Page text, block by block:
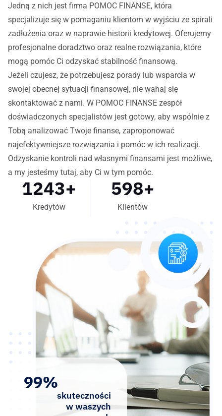
Jedną z nich jest firma POMOC FINANSE, która
specjalizuje się w pomaganiu klientom w wyjściu ze spirali
zadłużenia oraz w naprawie historii kredytowej. Oferujemy
profesjonalne doradztwo oraz realne rozwiązania, które
mogą pomóc Ci odzyskać stabilność finansową.
Jeżeli czujesz, że potrzebujesz porady lub wsparcia w
swojej obecnej sytuacji finansowej, nie wahaj się
skontaktować z nami. W POMOC FINANSE zespół
doświadczonych specjalistów jest gotowy, aby wspólnie z
Tobą analizować Twoje finanse, zaproponować
najefektywniejsze rozwiązania i pomóc w ich realizacji.
Odzyskanie kontroli nad własnymi finansami jest możliwe,
a my jesteśmy tutaj, aby Ci w tym pomóc.
Kredytów
1243+
Klientów
598+
99%
skuteczności
w waszych